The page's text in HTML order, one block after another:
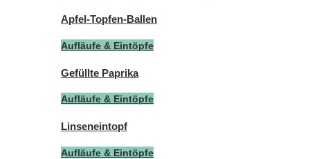
Apfel-Topfen-Ballen
Aufläufe & Eintöpfe
Gefüllte Paprika
Aufläufe & Eintöpfe
Linseneintopf
Aufläufe & Eintöpfe